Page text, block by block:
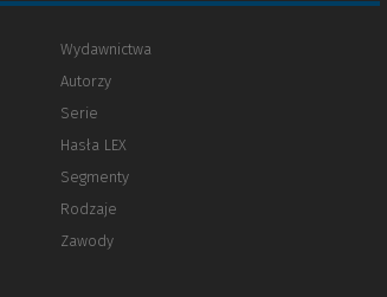
Wydawnictwa
Autorzy
Serie
Hasła LEX
Segmenty
Rodzaje
Zawody